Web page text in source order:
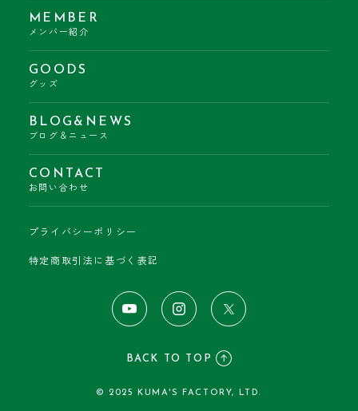
MEMBER
メンバー紹介
GOODS
グッズ
BLOG&NEWS
ブログ＆ニュース
CONTACT
お問い合わせ
プライバシーポリシー
特定商取引法に基づく表記
BACK TO TOP
© 2025 KUMA'S FACTORY, LTD.